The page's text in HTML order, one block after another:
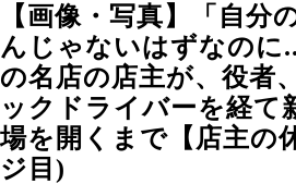
【画像・写真】「自分
んじゃないはずなのに
の名店の店主が、役者
ックドライバーを経て
場を開くまで【店主の
ジ目)